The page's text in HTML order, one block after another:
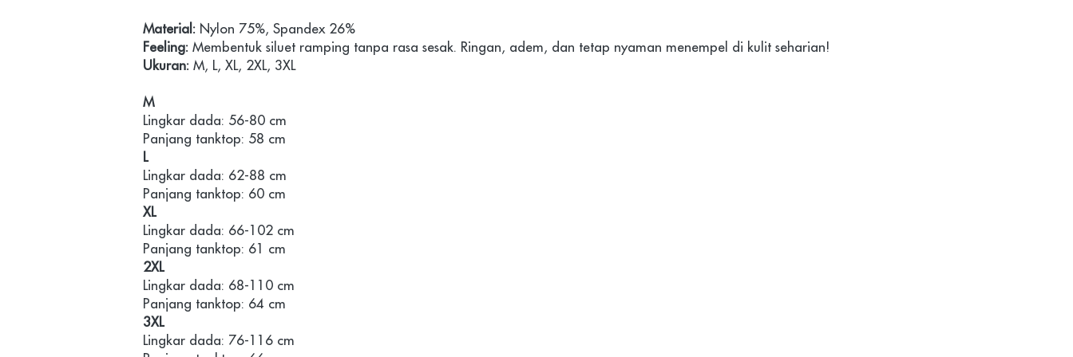
Material:
Feeling:
Ukuran: M, L, XL, 2XL, 3XL
M
Lingkar dada: 56-80 cm
L
Lingkar dada: 62-88 cm
XL
Lingkar dada: 66-102 cm
2XL
Lingkar dada: 68-110 cm
3XL
Lingkar dada: 76-116 cm